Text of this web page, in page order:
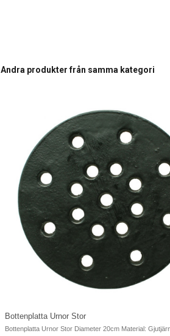
Andra produkter från samma kategori
Bottenplatta Urnor Stor
Bottenplatta Urnor Stor Diameter 20cm Material: